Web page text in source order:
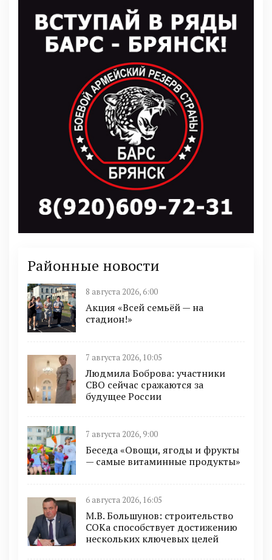
Районные новости
8 августа 2026, 6:00
Акция «Всей семьёй — на
стадион!»
7 августа 2026, 10:05
Людмила Боброва: участники
СВО сейчас сражаются за
будущее России
7 августа 2026, 9:00
Беседа «Овощи, ягоды и фрукты
— самые витаминные продукты»
6 августа 2026, 16:05
М.В. Большунов: строительство
СОКа способствует достижению
нескольких ключевых целей